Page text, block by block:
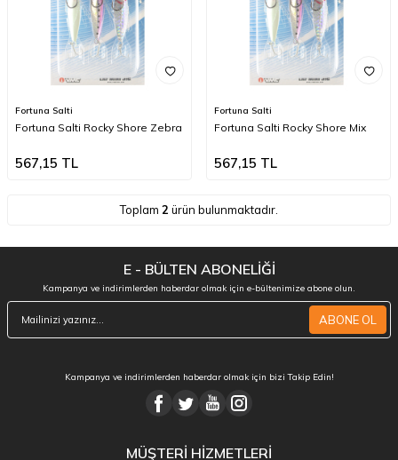
Fortuna Salti
Fortuna Salti Rocky Shore Zebra
567,15 TL
Fortuna Salti
Fortuna Salti Rocky Shore Mix
567,15 TL
Toplam 2 ürün bulunmaktadır.
E - BÜLTEN ABONELİĞİ
Kampanya ve indirimlerden haberdar olmak için e-bültenimize abone olun.
ABONE OL
Kampanya ve indirimlerden haberdar olmak için bizi Takip Edin!
MÜŞTERİ HİZMETLERİ